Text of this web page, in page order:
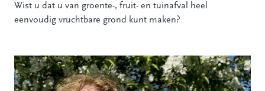
Wist u dat u van groente-, fruit- en tuinafval heel
eenvoudig vruchtbare grond kunt maken?